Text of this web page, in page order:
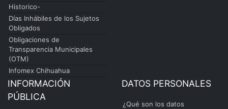
Historico-
Días Inhábiles de los Sujetos
Obligados
Obligaciones de
Transparencia Municipales
(OTM)
Infomex Chihuahua
INFORMACIÓN
PÚBLICA
DATOS PERSONALES
¿Qué son los datos